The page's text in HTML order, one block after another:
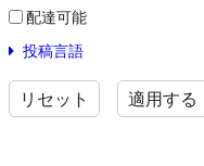
配達可能
投稿言語
リセット 適用する